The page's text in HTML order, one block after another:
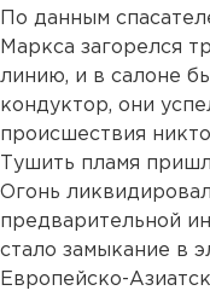
По данным
Маркса загорелся
линию, и в салоне
кондуктор, они
происшествия
Тушить пламя
Огонь
предварительной
стало замыкание в
Европейско-